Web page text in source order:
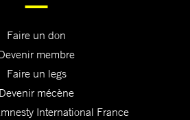
Faire un don
membre
Faire un legs
Devenir mécène
International France